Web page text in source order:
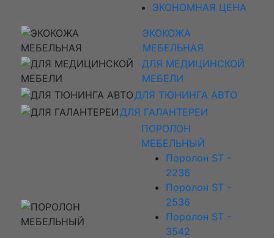
ЭКОНОМНАЯ ЦЕНА
ЭКОКОЖА
МЕБЕЛЬНАЯ
ДЛЯ МЕДИЦИНСКОЙ
МЕБЕЛИ
ДЛЯ ТЮНИНГА АВТО
ДЛЯ ГАЛАНТЕРЕИ
ПОРОЛОН
МЕБЕЛЬНЫЙ
Поролон ST -
2236
Поролон ST -
2536
Поролон ST -
3542